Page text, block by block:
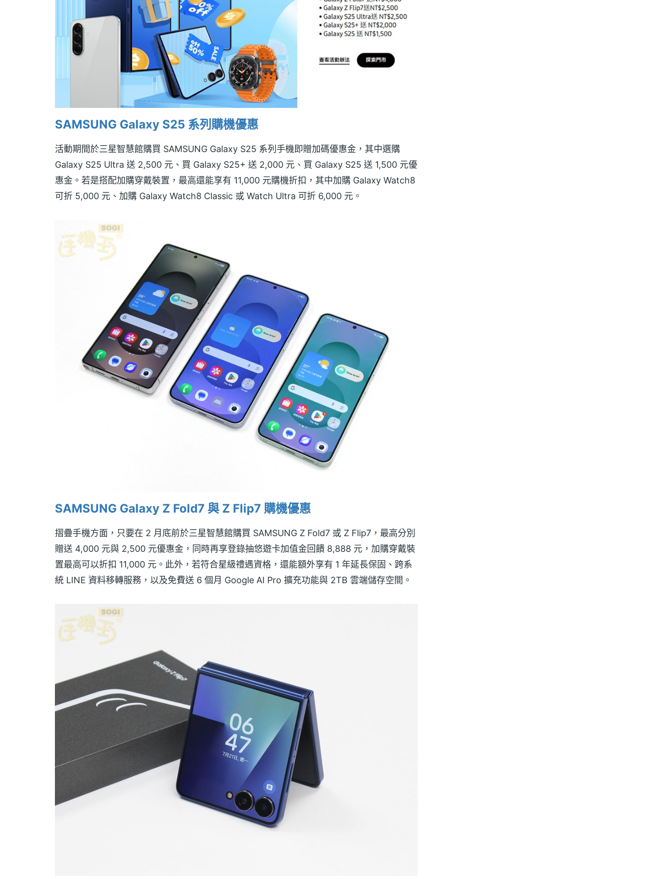
SAMSUNG Galaxy S25 系列購機優惠
活動期間於三星智慧館購買 SAMSUNG Galaxy S25 系列手機即贈加碼優惠金，其中選購
Galaxy S25 Ultra 送 2,500 元、買 Galaxy S25+ 送 2,000 元、買 Galaxy S25 送 1,500 元優
惠金。若是搭配加購穿戴裝置，最高還能享有 11,000 元購機折扣，其中加購 Galaxy Watch8
可折 5,000 元、加購 Galaxy Watch8 Classic 或 Watch Ultra 可折 6,000 元。
SAMSUNG Galaxy Z Fold7 與 Z Flip7 購機優惠
摺疊手機方面，只要在 2 月底前於三星智慧館購買 SAMSUNG Z Fold7 或 Z Flip7，最高分別
贈送 4,000 元與 2,500 元優惠金，同時再享登錄抽悠遊卡加值金回饋 8,888 元，加購穿戴裝
置最高可以折扣 11,000 元。此外，若符合星級禮遇資格，還能額外享有 1 年延長保固、跨系
統 LINE 資料移轉服務，以及免費送 6 個月 Google AI Pro 擴充功能與 2TB 雲端儲存空間。